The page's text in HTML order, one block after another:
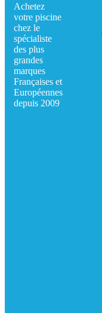
Achetez
votre piscine
chez le
spécialiste
des plus
grandes
marques
Françaises et
Européennes
depuis 2009